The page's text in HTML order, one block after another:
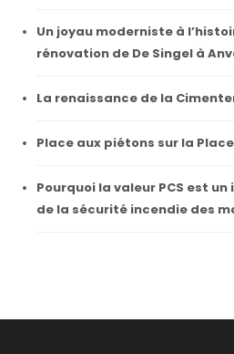
Un joyau moderniste à
rénovation de De Singel à
La renaissance de la
Place aux piétons sur la
Pourquoi la valeur PCS est
de la sécurité incendie des